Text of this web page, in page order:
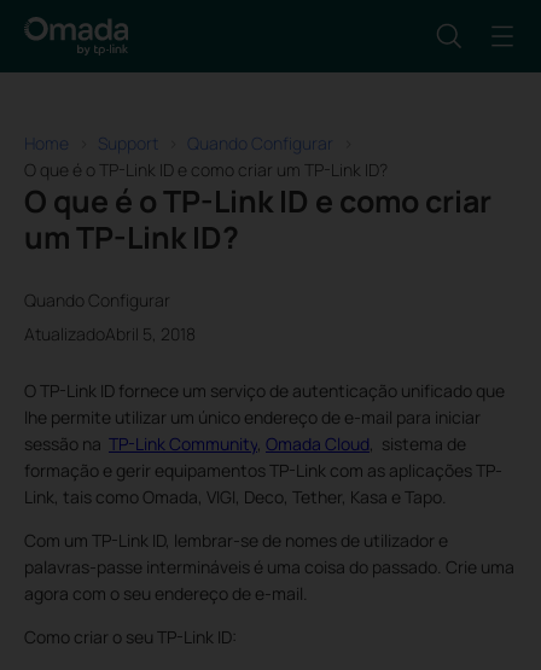
Home Support
Quando Configurar
O que é o TP-Link ID e como criar um TP-Link ID?
O que é o TP-Link ID e como criar
um TP-Link ID?
Quando Configurar
AtualizadoAbril 5, 2018
O TP-Link ID fornece um serviço de autenticação unificado que
lhe permite utilizar um único endereço de e-mail para iniciar
sessão na TP-Link Community, Omada Cloud, sistema de
formação e gerir equipamentos TP-Link com as aplicações TP-
Link, tais como Omada, VIGI, Deco, Tether, Kasa e Tapo.
Com um TP-Link ID, lembrar-se de nomes de utilizador e
palavras-passe intermináveis é uma coisa do passado. Crie uma
agora com o seu endereço de e-mail.
Como criar o seu TP-Link ID: